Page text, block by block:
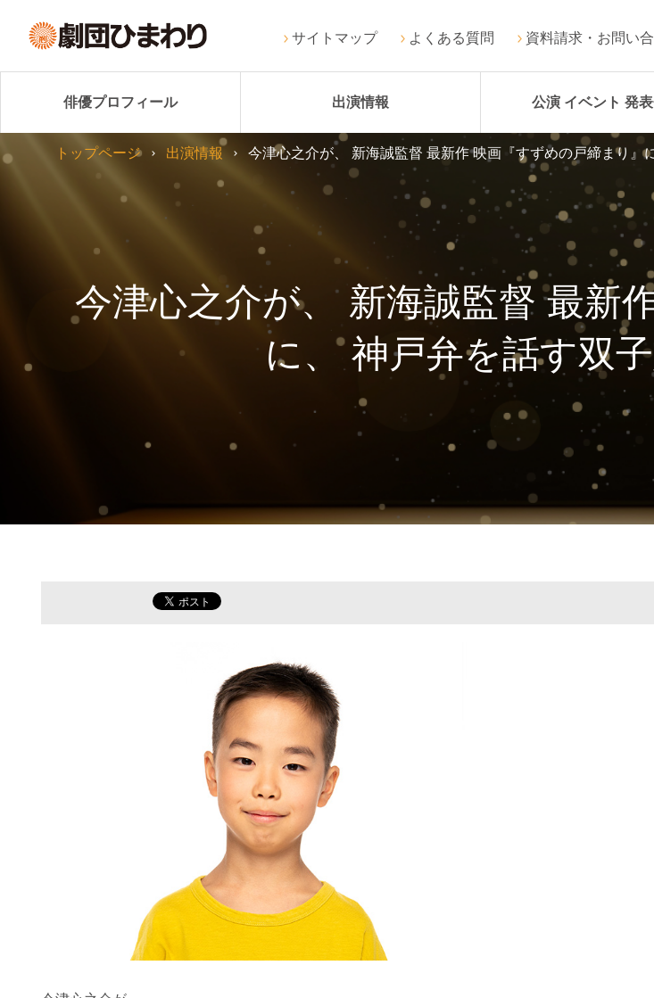
サイトマップ よくある質問 資料請求・お問い
俳優プロフィール 出演情報 公演 イベント 発
今津心之介が、 新海誠監督 最新
に、 神戸弁を話す双
トップページ 出演情報 今津心之介が、 新海誠監督 最新作 映画『すずめの戸締まり』